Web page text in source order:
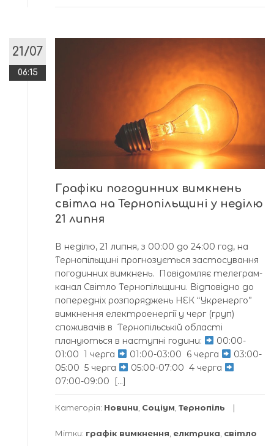
21/07
06:15
Графіки погодинних вимкнень
світла на Тернопільщині у неділю
21 липня
В неділю, 21 липня, з 00:00 до 24:00 год, на
Тернопільщині прогнозується застосування
погодинних вимкнень. Повідомляє телегрaм-
кaнaл Світло Тернопільщини. Відповідно до
попередніх розпоряджень НЕК “Укренерго”
вимкнення електроенергії у черг (груп)
споживачів в Тернопільській області
плануються в наступні години:
00:00-
01:00 1 черга
01:00-03:00 6 черга
03:00-
05:00 5 черга
05:00-07:00 4 черга
07:00-09:00 […]
Категорія: Новини Соціум Тернопіль
Мітки: графік вимкнення елктрика світло